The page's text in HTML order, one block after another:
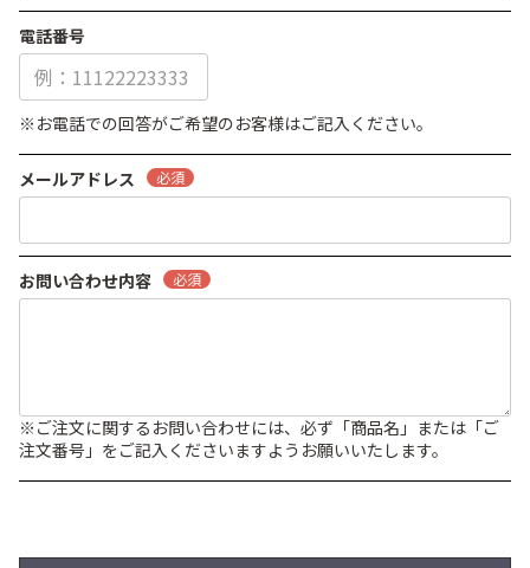
電話番号
※お電話での回答がご希望のお客様はご記入ください。
メールアドレス 必須
お問い合わせ内容 必須
※ご注文に関するお問い合わせには、必ず「商品名」または「ご
注文番号」をご記入くださいますようお願いいたします。